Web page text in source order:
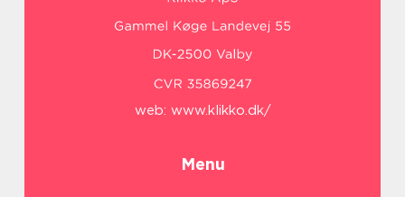
web: www.klikko.dk/
Menu